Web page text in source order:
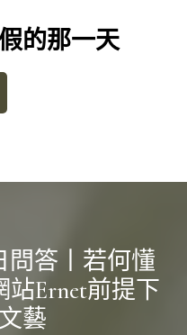
的那一天
問答丨若何懂
ernet前提下
藝